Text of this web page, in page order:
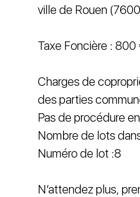
ville de Rouen
Taxe Foncière : 800
Charges de
des parties
Pas de procédure
Nombre de lots
Numéro de lot :8
N’attendez plus,